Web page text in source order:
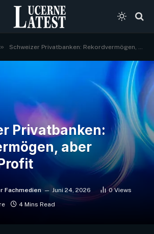
» Schweizer Privatbanken: Rekordvermögen, aber weniger Profit
Privatbanken:
aber
Fachmedien Juni 24, 2026 0Views
4 Mins Read